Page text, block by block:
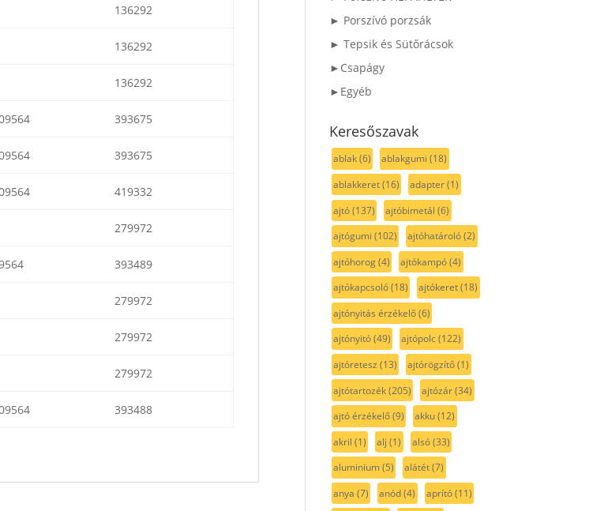
136292
136292
136292
393675
393675
419332
279972
393489
279972
279972
279972
393488
► Porszívó porzsák
► Tepsik és Sütőrácsok
►Csapágy
►Egyéb
Keresőszavak
ablak(6) ablakgumi (18)
ablakkeret(16) adapter(1)
ajtó(137) ajtóbimetál (6)
ajtógumi (102) ajtóhatároló(2)
ajtóhorog(4) ajtókampó(4)
ajtókapcsoló(18) ajtókeret(18)
ajtónyitás érzékelő(6)
ajtónyitó(49) ajtópolc(122)
ajtóretesz (13) ajtórögzítő(1)
ajtótartozék(205) ajtózár(34)
ajtó érzékelő(9) akku(12)
akril (1) alj (1) alsó(33)
aluminium(5) alátét(7)
anya (7) anód(4) aprító(11)